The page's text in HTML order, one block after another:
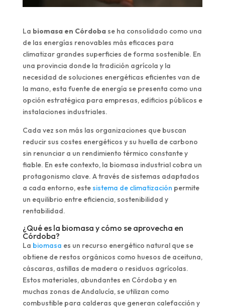
La biomasa en Córdobase ha consolidado como una
de las energías renovables más eficaces para
climatizar grandes superficies de forma sostenible. En
una provincia donde la tradición agrícola y la
necesidad de soluciones energéticas eficientes van de
la mano, esta fuente de energía se presenta como una
opción estratégica para empresas, edificios públicos e
instalaciones industriales.
Cada vez son más las organizaciones que buscan
reducir sus costes energéticos y su huella de carbono
sin renunciar a un rendimiento térmico constante y
fiable. En este contexto, la biomasa industrial cobra un
protagonismo clave. A través de sistemas adaptados
a cada entorno, estesistema de climatización permite
un equilibrio entre eficiencia, sostenibilidad y
rentabilidad.
¿Qué es la biomasa y cómo se aprovecha en
Córdoba?
La biomasa es un recurso energético natural que se
obtiene de restos orgánicos como huesos de aceituna,
cáscaras, astillas de madera o residuos agrícolas.
Estos materiales, abundantes en Córdoba y en
muchas zonas de Andalucía, se utilizan como
combustible para calderas que generan calefacción y